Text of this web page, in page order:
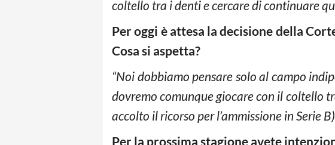
coltello tra i denti e cercare di continuare
Per oggi è attesa la decisione della
Cosa si aspetta?
“Noi dobbiamo pensare solo al campo
dovremo comunque giocare con il coltello
accolto il ricorso per l’ammissione in Serie
Per la prossima stagione avete